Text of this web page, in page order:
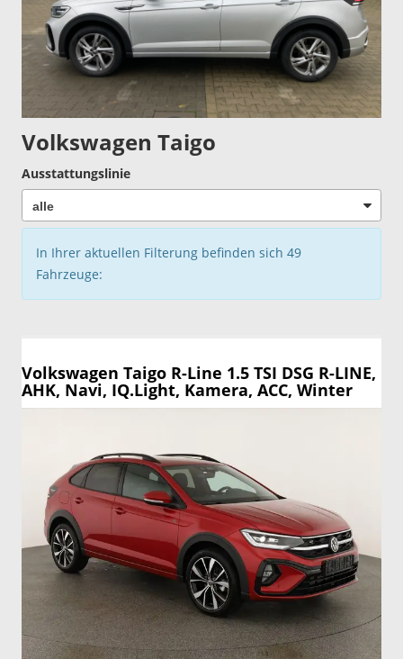
Volkswagen Taigo
Ausstattungslinie
In Ihrer aktuellen Filterung befinden sich 49
Fahrzeuge:
Volkswagen Taigo R-Line 1.5 TSI DSG R-LINE,
AHK, Navi, IQ.Light, Kamera, ACC, Winter